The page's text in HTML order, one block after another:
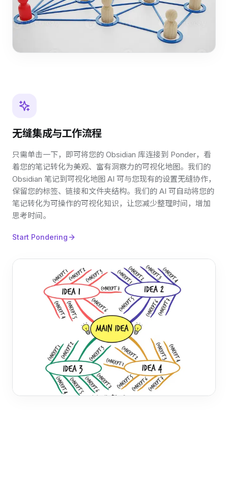
无缝集成与工作流程
只需单击一下，即可将您的 Obsidian 库连接到 Ponder，看
着您的笔记转化为美观、富有洞察力的可视化地图。我们的
Obsidian 笔记到可视化地图 AI 可与您现有的设置无缝协作，
保留您的标签、链接和文件夹结构。我们的 AI 可自动将您的
笔记转化为可操作的可视化知识，让您减少整理时间，增加
思考时间。
Start Pondering